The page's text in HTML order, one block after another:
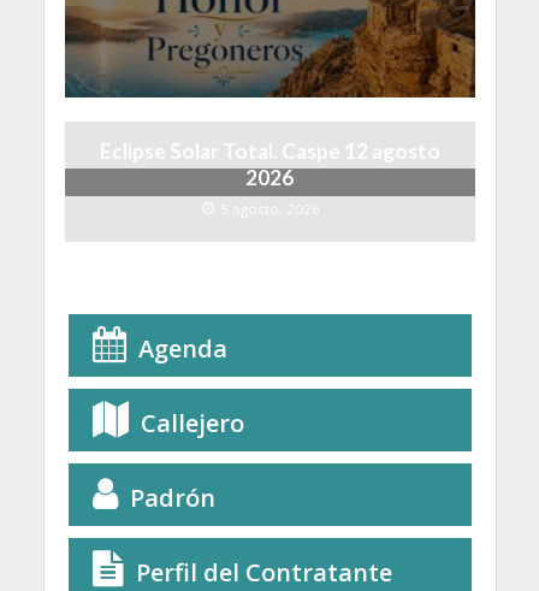
Eclipse Solar Total. Caspe 12 agosto
2026
5 agosto, 2026
Agenda
Callejero
Padrón
Perfil del Contratante